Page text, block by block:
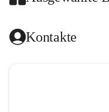
Das Kontakte